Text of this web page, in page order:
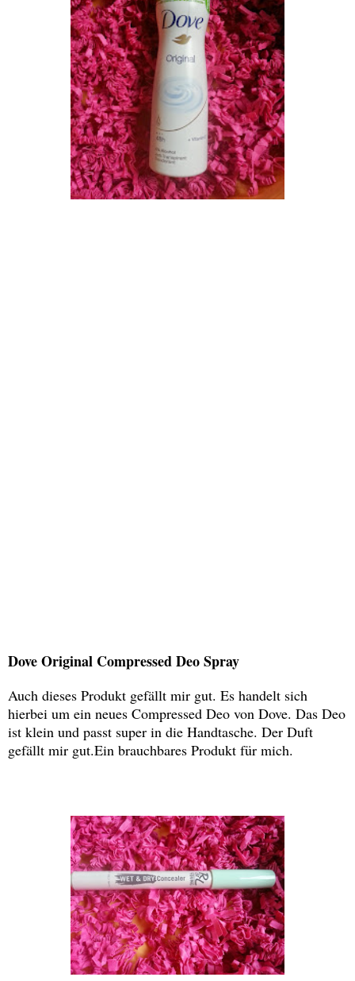
Dove Original Compressed Deo Spray
Auch dieses Produkt gefällt mir gut. Es handelt sich
hierbei um ein neues Compressed Deo von Dove. Das Deo
ist klein und passt super in die Handtasche. Der Duft
gefällt mir gut.Ein brauchbares Produkt für mich.